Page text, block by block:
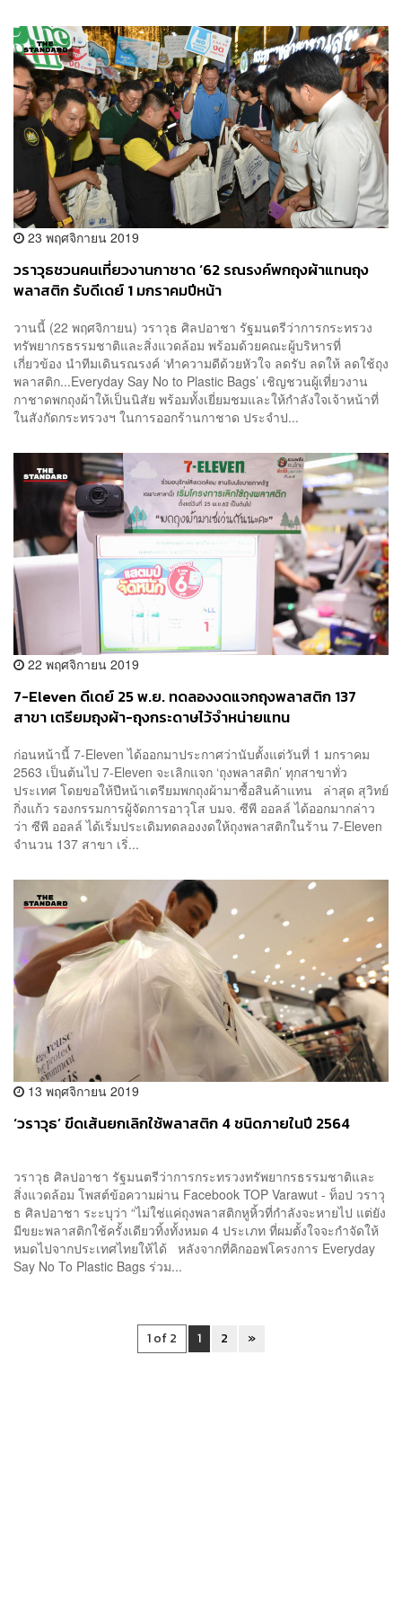
23 พฤศจิกายน 2019
วราวุธชวนคนเที่ยวงานกาชาด ‘62 รณรงค์พกถุงผ้าแทนถุง
พลาสติก รับดีเดย์ 1 มกราคมปีหน้า
วานนี้ (22 พฤศจิกายน) วราวุธ ศิลปอาชา รัฐมนตรีว่าการกระทรวง
ทรัพยากรธรรมชาติและสิ่งแวดล้อม พร้อมด้วยคณะผู้บริหารที่
เกี่ยวข้อง นำทีมเดินรณรงค์ ‘ทำความดีด้วยหัวใจ ลดรับ ลดให้ ลดใช้ถุง
พลาสติก...Everyday Say No to Plastic Bags’ เชิญชวนผู้เที่ยวงาน
กาชาดพกถุงผ้าให้เป็นนิสัย พร้อมทั้งเยี่ยมชมและให้กำลังใจเจ้าหน้าที่
ในสังกัดกระทรวงฯ ในการออกร้านกาชาด ประจำป...
22 พฤศจิกายน 2019
7-Eleven ดีเดย์ 25 พ.ย. ทดลองงดแจกถุงพลาสติก 137
สาขา เตรียมถุงผ้า-ถุงกระดาษไว้จำหน่ายแทน
ก่อนหน้านี้ 7-Eleven ได้ออกมาประกาศว่านับตั้งแต่วันที่ 1 มกราคม
2563 เป็นต้นไป 7-Eleven จะเลิกแจก ‘ถุงพลาสติก’ ทุกสาขาทั่ว
ประเทศ โดยขอให้ปีหน้าเตรียมพกถุงผ้ามาซื้อสินค้าแทน ล่าสุด สุวิทย์
กิ่งแก้ว รองกรรมการผู้จัดการอาวุโส บมจ. ซีพี ออลล์ ได้ออกมากล่าว
ว่า ซีพี ออลล์ ได้เริ่มประเดิมทดลองงดให้ถุงพลาสติกในร้าน 7-Eleven
จำนวน 137 สาขา เริ่...
13 พฤศจิกายน 2019
‘วราวุธ’ ขีดเส้นยกเลิกใช้พลาสติก 4 ชนิดภายในปี 2564
วราวุธ ศิลปอาชา รัฐมนตรีว่าการกระทรวงทรัพยากรธรรมชาติและ
สิ่งแวดล้อม โพสต์ข้อความผ่าน Facebook TOP Varawut - ท็อป วราวุ
ธ ศิลปอาชา ระะบุว่า “ไม่ใช่แค่ถุงพลาสติกหูหิ้วที่กำลังจะหายไป แต่ยัง
มีขยะพลาสติกใช้ครั้งเดียวทิ้งทั้งหมด 4 ประเภท ที่ผมตั้งใจจะกำจัดให้
หมดไปจากประเทศไทยให้ได้ หลังจากที่คิกออฟโครงการ Everyday
Say No To Plastic Bags ร่วม...
1 of 2 1 2 »